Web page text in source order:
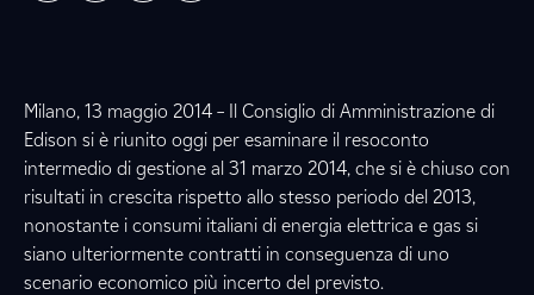
Milano, 13 maggio 2014 – Il Consiglio di Amministrazione di
Edison si è riunito oggi per esaminare il resoconto
intermedio di gestione al 31 marzo 2014, che si è chiuso con
risultati in crescita rispetto allo stesso periodo del 2013,
nonostante i consumi italiani di energia elettrica e gas si
siano ulteriormente contratti in conseguenza di uno
scenario economico più incerto del previsto.